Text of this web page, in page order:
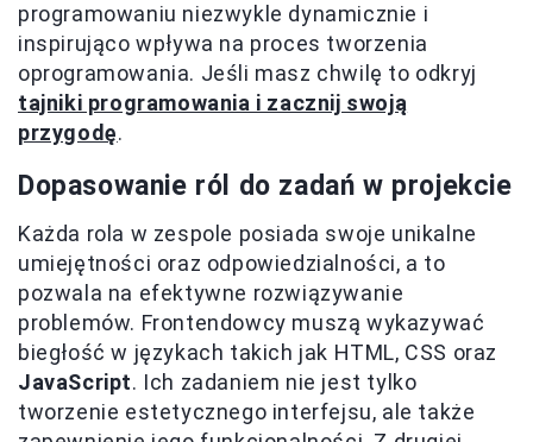
programowaniu niezwykle dynamicznie i
inspirująco wpływa na proces tworzenia
oprogramowania. Jeśli masz chwilę to odkryj
tajniki programowania i zacznij swoją
przygodę.
Dopasowanie ról do zadań w projekcie
Każda rola w zespole posiada swoje unikalne
umiejętności oraz odpowiedzialności, a to
pozwala na efektywne rozwiązywanie
problemów. Frontendowcy muszą wykazywać
biegłość w językach takich jak HTML, CSS oraz
JavaScript. Ich zadaniem nie jest tylko
tworzenie estetycznego interfejsu, ale także